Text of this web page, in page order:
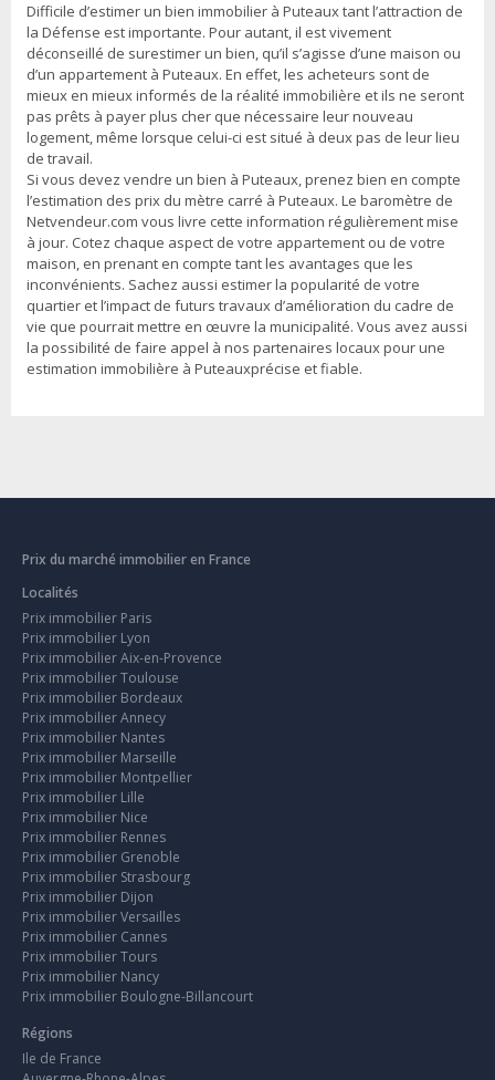
Difficile d’estimer un bien immobilier à Puteaux tant l’attraction de
la Défense est importante. Pour autant, il est vivement
déconseillé de surestimer un bien, qu’il s’agisse d’une maison ou
d’un appartement à Puteaux. En effet, les acheteurs sont de
mieux en mieux informés de la réalité immobilière et ils ne seront
pas prêts à payer plus cher que nécessaire leur nouveau
logement, même lorsque celui-ci est situé à deux pas de leur lieu
de travail.
Si vous devez vendre un bien à Puteaux, prenez bien en compte
l’estimation des prix du mètre carré à Puteaux. Le baromètre de
Netvendeur.com vous livre cette information régulièrement mise
à jour. Cotez chaque aspect de votre appartement ou de votre
maison, en prenant en compte tant les avantages que les
inconvénients. Sachez aussi estimer la popularité de votre
quartier et l’impact de futurs travaux d’amélioration du cadre de
vie que pourrait mettre en œuvre la municipalité. Vous avez aussi
la possibilité de faire appel à nos partenaires locaux pour une
estimation immobilière à Puteauxprécise et fiable.
Prix du marché immobilier en France
Localités
Prix immobilier Paris
Prix immobilier Lyon
Prix immobilier Aix-en-Provence
Prix immobilier Toulouse
Prix immobilier Bordeaux
Prix immobilier Annecy
Prix immobilier Nantes
Prix immobilier Marseille
Prix immobilier Montpellier
Prix immobilier Lille
Prix immobilier Nice
Prix immobilier Rennes
Prix immobilier Grenoble
Prix immobilier Strasbourg
Prix immobilier Dijon
Prix immobilier Versailles
Prix immobilier Cannes
Prix immobilier Tours
Prix immobilier Nancy
Prix immobilier Boulogne-Billancourt
Régions
Ile de France